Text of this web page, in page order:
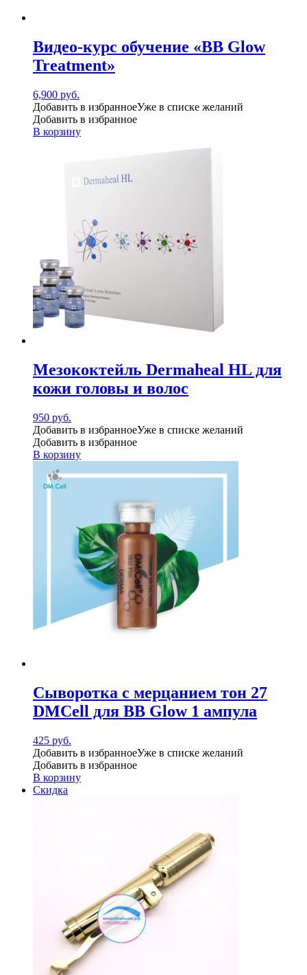
Видео-курс обучение «BB Glow
Treatment»
6,900 руб.
Добавить в избранноеУже в списке желаний
Добавить в избранное
В корзину
Мезококтейль Dermaheal HL для
кожи головы и волос
950 руб.
Добавить в избранноеУже в списке желаний
Добавить в избранное
В корзину
Сыворотка с мерцанием тон 27
DMCell для BB Glow 1 ампула
425 руб.
Добавить в избранноеУже в списке желаний
Добавить в избранное
В корзину
Скидка